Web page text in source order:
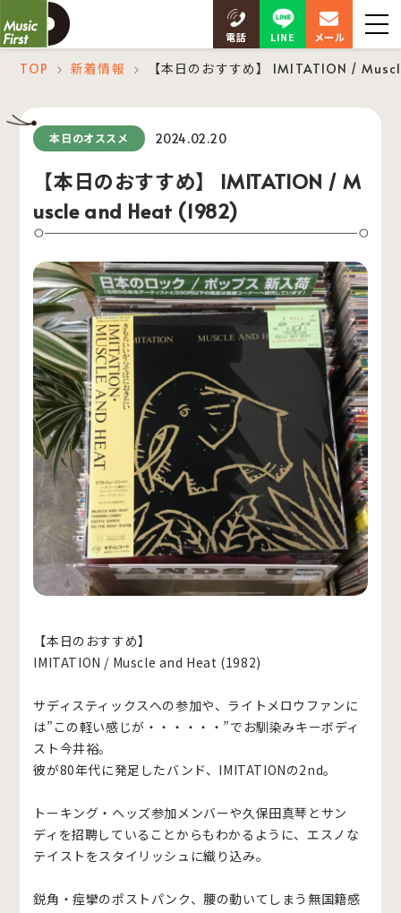
電話 LINE メール
TOP ＞ 新着情報 ＞ 【本日のおすすめ】 IMITATION /
本日のオススメ 2024.02.20
【本日のおすすめ】 IMITATION / M
uscle and Heat (1982)
【本日のおすすめ】
IMITATION / Muscle and Heat (1982)
サディスティックスへの参加や、ライトメロウファンに
は”この軽い感じが・・・・・・”でお馴染みキーボディ
スト今井裕。
彼が80年代に発足したバンド、IMITATIONの2nd。
トーキング・ヘッズ参加メンバーや久保田真琴とサン
ディを招聘していることからもわかるように、エスノな
テイストをスタイリッシュに織り込み。
鋭角・痙攣のポストパンク、腰の動いてしまう無国籍感